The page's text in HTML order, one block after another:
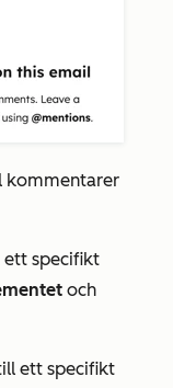
kommentarer
ett specifikt
och
ett specifikt